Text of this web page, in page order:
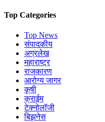
Top Categories
Top News
संपादकीय
अग्रलेख
महाराष्ट्र
राजकारण
आरोग्य जागर
कृषी
क्राईम
टेक्नोलॉजी
बिझनेस